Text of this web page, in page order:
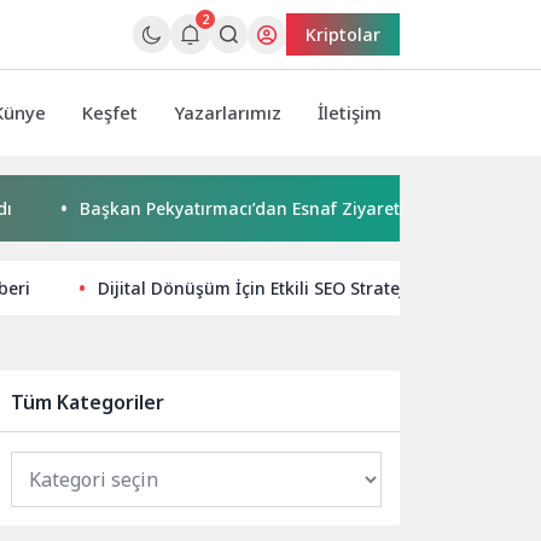
2
Kriptolar
Keşfet Yazarlarımız İletişim
Başkan Pekyatırmacı’dan Esnaf Ziyareti
Dijital Dönüşüm İçin Etkili SEO Stratejileri
Tüm Kategoriler